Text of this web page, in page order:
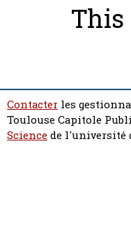
Contacter les
Toulouse Capitole
Sciencede l'université